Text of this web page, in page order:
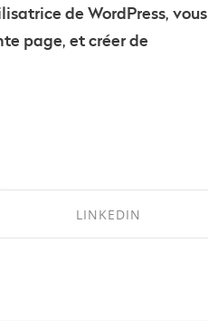
de WordPress, vous
page, et créer de
LINKEDIN